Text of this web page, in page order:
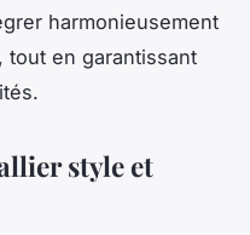
harmonieusement
tout en garantissant
style et